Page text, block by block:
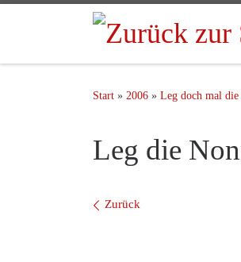
Start » 2006 » Leg doch mal
Leg die
Bilder
Zurück